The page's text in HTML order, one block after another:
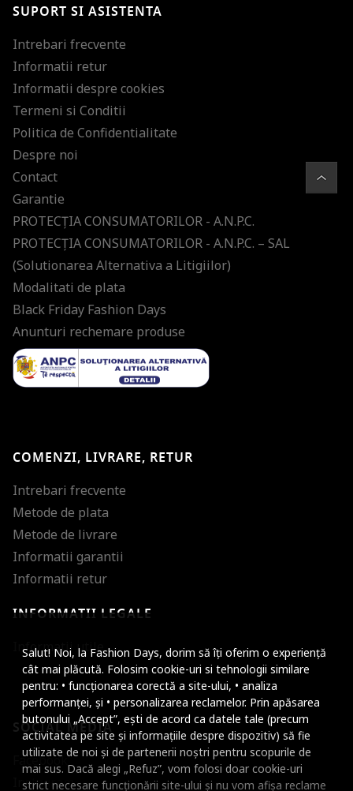
Salut! Noi, la Fashion Days, dorim să îți oferim o experiență
cât mai plăcută. Folosim cookie-uri si tehnologii similare
pentru: • funcționarea corectă a site-ului, • analiza
performanței, și • personalizarea reclamelor. Prin apăsarea
butonului „Accept”, ești de acord ca datele tale (precum
activitatea pe site și informațiile despre dispozitiv) să fie
utilizate de noi și de partenerii noștri pentru scopurile de
mai sus. Dacă alegi „Refuz”, vom folosi doar cookie-uri
strict necesare funcționării site-ului și nu vom afișa reclame
ultimele tendinte in moda!
SUPORT SI ASISTENTA
Intrebari frecvente
Informatii retur
Informatii despre cookies
Termeni si Conditii
Politica de Confidentialitate
Despre noi
Contact
Garantie
PROTECŢIA CONSUMATORILOR - A.N.P.C.
PROTECŢIA CONSUMATORILOR - A.N.P.C. – SAL
(Solutionarea Alternativa a Litigiilor)
Modalitati de plata
Black Friday Fashion Days
Anunturi rechemare produse
COMENZI, LIVRARE, RETUR
Intrebari frecvente
Metode de plata
Metode de livrare
Informatii garantii
Informatii retur
INFORMATII LEGALE
Informatii utile
SOCIAL MEDIA
Facebook
Instagram
Micsoreaza
Mareste spatierea
Micsoreaza
Mareste inaltimea